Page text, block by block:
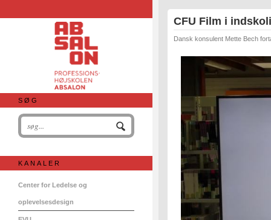
SØG
KANALER
Center for Ledelse og
oplevelsesdesign
CFU Film i
Dansk konsulent Mette Bech